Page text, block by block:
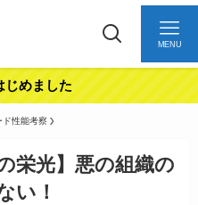
MENU
じめました
ド性能考察
栄光】悪の組織の
い！